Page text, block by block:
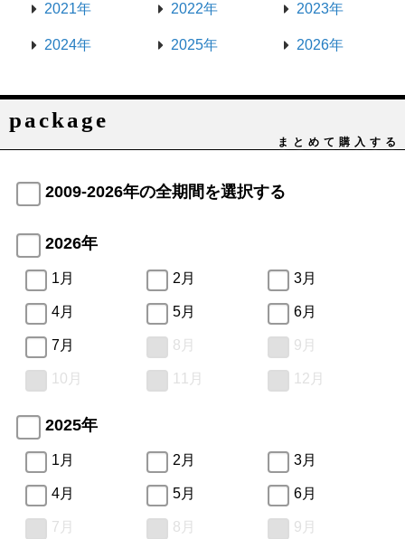
2021年 2022年 2023年
2024年 2025年 2026年
package
まとめて購入する
2009-2026年の全期間を選択する
2026年
1月 2月 3月
4月 5月 6月
7月 8月 9月
10月 11月 12月
2025年
1月 2月 3月
4月 5月 6月
7月 8月 9月